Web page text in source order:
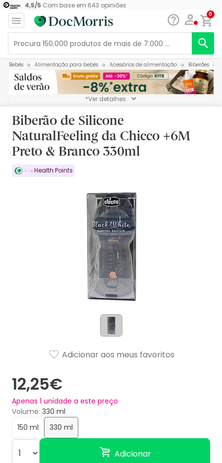
4,5/5 Com base em 643 opiniões
0
Bebés Alimentação para bebés Acessórios de alimentação Biberões
*Ver detalhes
Biberão de Silicone
NaturalFeeling da Chicco +6M
Preto & Branco 330ml
Health Points
12,25€
Apenas 1 unidade a este preço
Volume
330 ml
150 ml
330 ml
Adicionar
Adicionar aos meus favoritos